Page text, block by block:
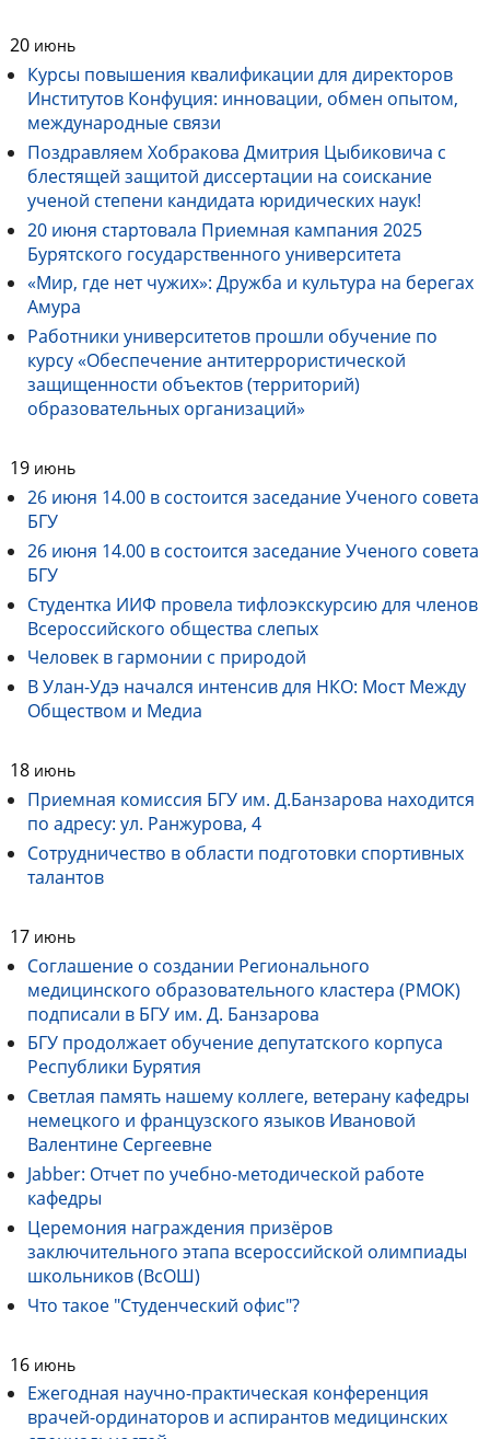
20 июнь
Курсы повышения квалификации для директоров
Институтов Конфуция: инновации, обмен опытом,
международные связи
Поздравляем Хобракова Дмитрия Цыбиковича с
блестящей защитой диссертации на соискание
ученой степени кандидата юридических наук!
20 июня стартовала Приемная кампания 2025
Бурятского государственного университета
«Мир, где нет чужих»: Дружба и культура на берегах
Амура
Работники университетов прошли обучение по
курсу «Обеспечение антитеррористической
защищенности объектов (территорий)
образовательных организаций»
19 июнь
26 июня 14.00 в состоится заседание Ученого совета
БГУ
26 июня 14.00 в состоится заседание Ученого совета
БГУ
Студентка ИИФ провела тифлоэкскурсию для членов
Всероссийского общества слепых
Человек в гармонии с природой
В Улан-Удэ начался интенсив для НКО: Мост Между
Обществом и Медиа
18 июнь
Приемная комиссия БГУ им. Д.Банзарова находится
по адресу: ул. Ранжурова, 4
Сотрудничество в области подготовки спортивных
талантов
17 июнь
Соглашение о создании Регионального
медицинского образовательного кластера (РМОК)
подписали в БГУ им. Д. Банзарова
БГУ продолжает обучение депутатского корпуса
Республики Бурятия
Светлая память нашему коллеге, ветерану кафедры
немецкого и французского языков Ивановой
Валентине Сергеевне
Jabber: Отчет по учебно-методической работе
кафедры
Церемония награждения призёров
заключительного этапа всероссийской олимпиады
школьников (ВсОШ)
Что такое "Студенческий офис"?
16 июнь
Ежегодная научно-практическая конференция
врачей-ординаторов и аспирантов медицинских